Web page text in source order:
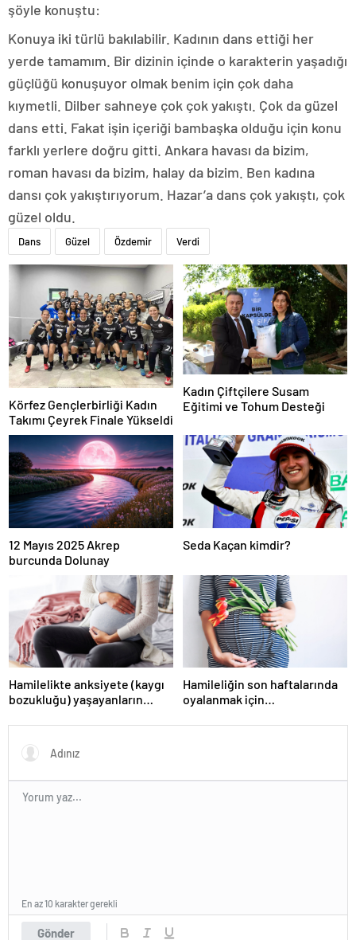
şöyle konuştu:
Konuya iki türlü bakılabilir. Kadının dans ettiği her
yerde tamamım. Bir dizinin içinde o karakterin yaşadığı
güçlüğü konuşuyor olmak benim için çok daha
kıymetli. Dilber sahneye çok çok yakıştı. Çok da güzel
dans etti. Fakat işin içeriği bambaşka olduğu için konu
farklı yerlere doğru gitti. Ankara havası da bizim,
roman havası da bizim, halay da bizim. Ben kadına
dansı çok yakıştırıyorum. Hazar’a dans çok yakıştı, çok
güzel oldu.
Dans Güzel Özdemir Verdi
Körfez Gençlerbirliği Kadın
Takımı Çeyrek Finale Yükseldi
Kadın Çiftçilere Susam
Eğitimi ve Tohum Desteği
12 Mayıs 2025 Akrep
burcunda Dolunay
Seda Kaçan kimdir?
Hamilelikte anksiyete (kaygı
bozukluğu) yaşayanların
Hamileliğin son haftalarında
oyalanmak için…
Gönder
En az 10 karakter gerekli